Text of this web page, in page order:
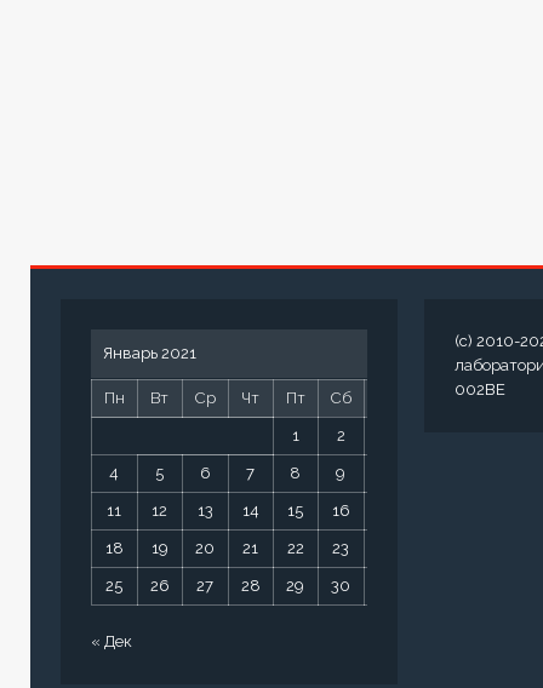
Январь 2021
Пн Вт Ср Чт Пт Сб
1 2
4 5 6 7 8 9
11 12 13 14 15 16
18 19 20 21 22 23
25 26 27 28 29 30
« Дек
(c) 2010-
002BE